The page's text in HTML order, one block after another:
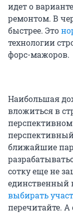
идет о
ремонтом. В
быстрее. Это
технологии
форс-мажоров.
Наибольшая
вложиться в
перспективном
перспективный
ближайшие
сотку еще не
единственный
выбирать
перечитайте. А